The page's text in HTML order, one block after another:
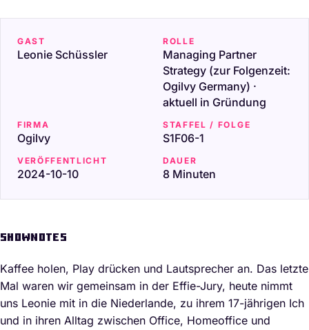
GAST
Leonie Schüssler
ROLLE
Managing Partner
Strategy (zur Folgenzeit:
Ogilvy Germany) ·
aktuell in Gründung
FIRMA
Ogilvy
STAFFEL / FOLGE
S1F06-1
VERÖFFENTLICHT
2024-10-10
DAUER
8 Minuten
SHOWNOTES
Kaffee holen, Play drücken und Lautsprecher an. Das letzte
Mal waren wir gemeinsam in der Effie-Jury, heute nimmt
uns Leonie mit in die Niederlande, zu ihrem 17-jährigen Ich
und in ihren Alltag zwischen Office, Homeoffice und